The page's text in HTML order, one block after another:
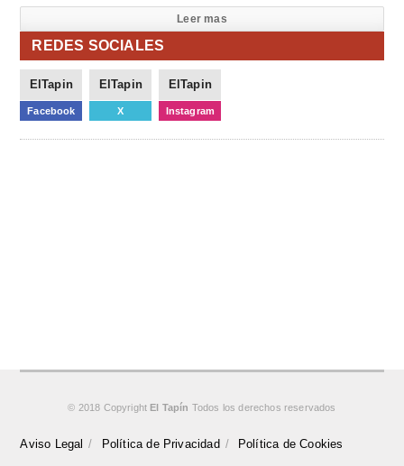
Leer mas
REDES SOCIALES
ElTapin
Facebook
ElTapin
X
ElTapin
Instagram
© 2018 Copyright El Tapín Todos los derechos reservados
Aviso Legal Política de Privacidad Política de Cookies